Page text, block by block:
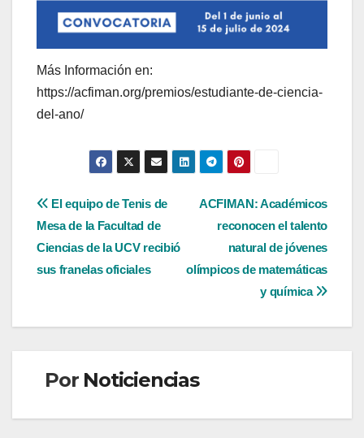
Más Información en:
https://acfiman.org/premios/estudiante-de-ciencia-
del-ano/
Navegación
de
entradas
ACFIMAN: Académicos
reconocen el talento
natural de jóvenes
olímpicos de matemáticas
y química
El equipo de Tenis de
Mesa de la Facultad de
Ciencias de la UCV recibió
sus franelas oficiales
Por Noticiencias